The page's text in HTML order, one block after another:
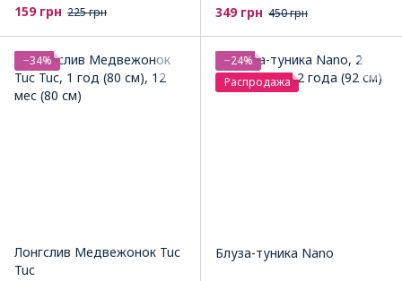
159 грн 225 грн
349 грн 450 грн
−34%
Лонгслив Медвежонок Tuc
Tuc
−24%
Распродажа
Блуза-туника Nano